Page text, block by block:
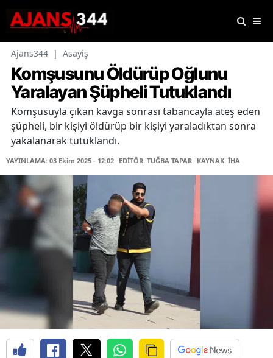
Ajans344 | Asayiş
Komşusunu Öldürüp Oğlunu
Yaralayan Şüpheli Tutuklandı
Komşusuyla çıkan kavga sonrası tabancayla ateş eden
şüpheli, bir kişiyi öldürüp bir kişiyi yaraladıktan sonra
yakalanarak tutuklandı.
YAYINLAMA: 03 Ekim 2025 - 12:02 EDİTÖR: TUĞBA TAPAR KAYNAK: İHA